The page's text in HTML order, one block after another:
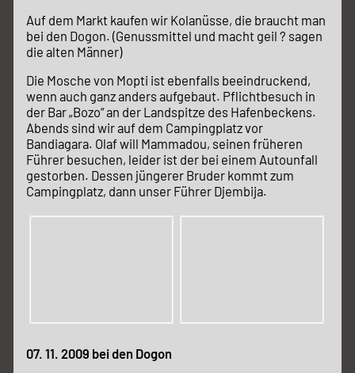
Auf dem Markt kaufen wir Kolanüsse, die braucht man
bei den Dogon. (Genussmittel und macht geil ? sagen
die alten Männer)
Die Mosche von Mopti ist ebenfalls beeindruckend,
wenn auch ganz anders aufgebaut. Pflichtbesuch in
der Bar „Bozo“ an der Landspitze des Hafenbeckens.
Abends sind wir auf dem Campingplatz vor
Bandiagara. Olaf will Mammadou, seinen früheren
Führer besuchen, leider ist der bei einem Autounfall
gestorben. Dessen jüngerer Bruder kommt zum
Campingplatz, dann unser Führer Djembija.
07. 11. 2009 bei den Dogon